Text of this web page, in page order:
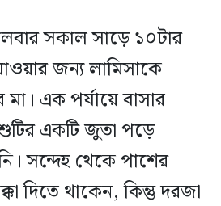
সকাল সাড়ে ১০টার
জন্য লামিসাকে
এক পর্যায়ে বাসার
একটি জুতা পড়ে
সন্দেহ থেকে পাশের
দিতে থাকেন, কিন্তু দরজা